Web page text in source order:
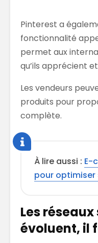
Pinterest a
fonctionnalité
permet aux
qu’ils apprécient
Les vendeurs
produits pour
complète.
À lire aussi : E-
pour optimiser
Les
évoluent, il